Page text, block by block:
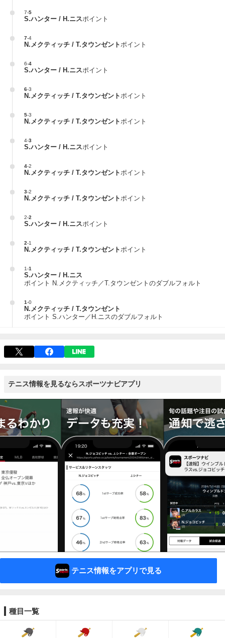
7-5
S.ハンター / H.ニスポイント
7-4
N.メクティッチ / T.タウンゼントポイント
6-4
S.ハンター / H.ニスポイント
6-3
N.メクティッチ / T.タウンゼントポイント
5-3
N.メクティッチ / T.タウンゼントポイント
4-3
S.ハンター / H.ニスポイント
4-2
N.メクティッチ / T.タウンゼントポイント
3-2
N.メクティッチ / T.タウンゼントポイント
2-2
S.ハンター / H.ニスポイント
2-1
N.メクティッチ / T.タウンゼントポイント
1-1
S.ハンター / H.ニス
ポイント N.メクティッチ／T.タウンゼントのダブルフォルト
1-0
N.メクティッチ / T.タウンゼント
ポイント S.ハンター／H.ニスのダブルフォルト
テニス情報を見るならスポーツナビアプリ
テニス情報をアプリで見る
種目一覧